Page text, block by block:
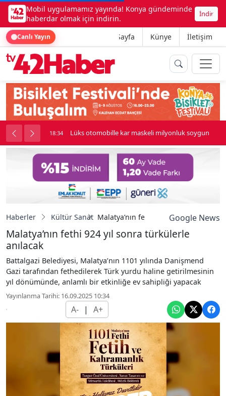
Mobil uygulamamız yayında! Konya gündeminde
haberdar olmak için indirin.
İndir
Canlı Yayın Ana Sayfa Künye İletişim
kavga çıktı 18:34 Lüks otomobille kar maskeli milyonluk soygun
Haberler Kültür Sanat Malatya’nın fethi 924 yıl sonra
Google News
Malatya’nın fethi 924 yıl sonra türkülerle
anılacak
Battalgazi Belediyesi, Malatya’nın 1101 yılında Danişmend
Gazi tarafından fethedilerek Türk yurdu haline getirilmesinin
yıl dönümünde, anlamlı bir etkinliğe ev sahipliği yapacak
Yayınlanma Tarihi: 16.09.2025 10:34
A- | A+